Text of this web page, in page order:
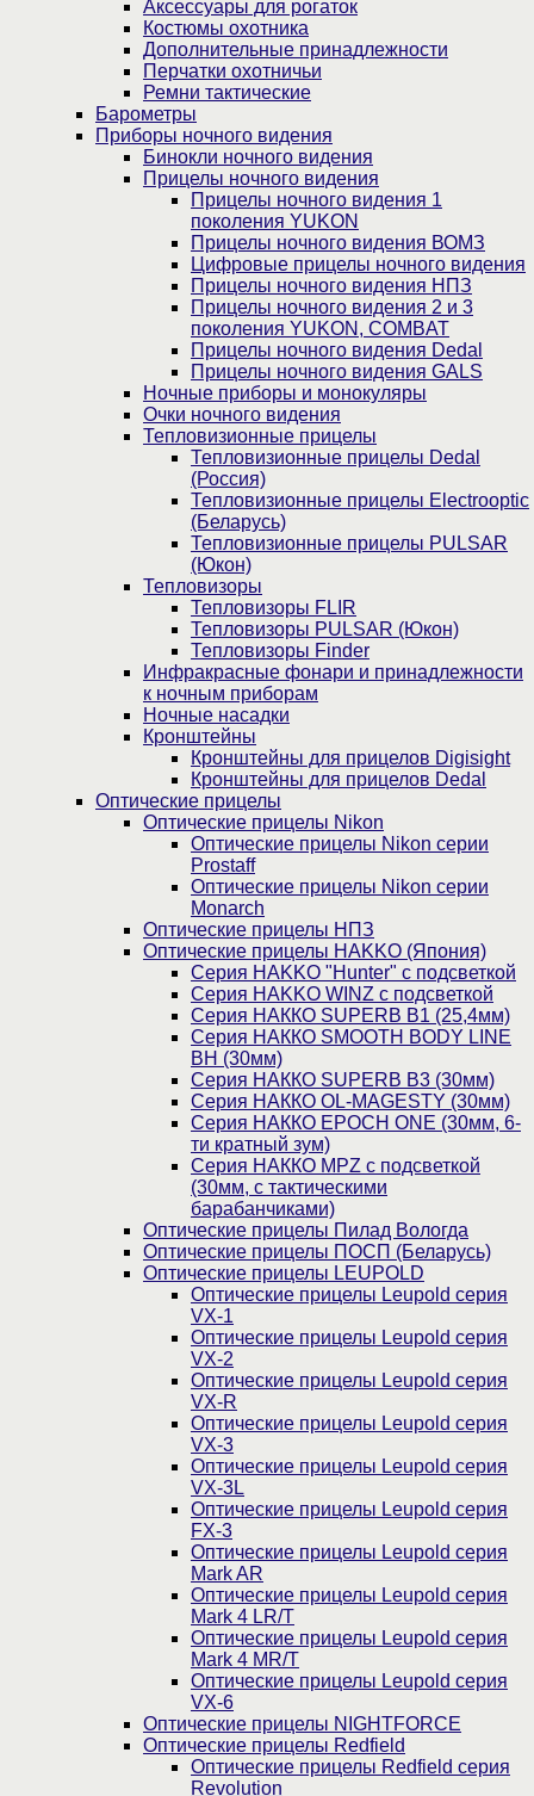
Аксессуары для рогаток
Костюмы охотника
Дополнительные принадлежности
Перчатки охотничьи
Ремни тактические
Барометры
Приборы ночного видения
Бинокли ночного видения
Прицелы ночного видения
Прицелы ночного видения 1
поколения YUKON
Прицелы ночного видения ВОМЗ
Цифровые прицелы ночного видения
Прицелы ночного видения НПЗ
Прицелы ночного видения 2 и 3
поколения YUKON, COMBAT
Прицелы ночного видения Dedal
Прицелы ночного видения GALS
Ночные приборы и монокуляры
Очки ночного видения
Тепловизионные прицелы
Тепловизионные прицелы Dedal
(Россия)
Тепловизионные прицелы Electrooptic
(Беларусь)
Тепловизионные прицелы PULSAR
(Юкон)
Тепловизоры
Тепловизоры FLIR
Тепловизоры PULSAR (Юкон)
Тепловизоры Finder
Инфракрасные фонари и принадлежности
к ночным приборам
Ночные насадки
Кронштейны
Кронштейны для прицелов Digisight
Кронштейны для прицелов Dedal
Оптические прицелы
Оптические прицелы Nikon
Оптические прицелы Nikon серии
Prostaff
Оптические прицелы Nikon серии
Monarch
Оптические прицелы НПЗ
Оптические прицелы HAKKO (Япония)
Cерия HAKKO "Hunter" с подсветкой
Серия НAKKO WINZ с подсветкой
Серия НАККО SUPERB B1 (25,4мм)
Серия НАККО SMOOTH BODY LINE
BH (30мм)
Серия НАККО SUPERB B3 (30мм)
Серия НАККО OL-MAGESTY (30мм)
Серия НАККО EPOCH ONE (30мм, 6-
ти кратный зум)
Серия НАККО MPZ с подсветкой
(30мм, c тактическими
барабанчиками)
Оптические прицелы Пилад Вологда
Оптические прицелы ПОСП (Беларусь)
Оптические прицелы LEUPOLD
Оптические прицелы Leupold серия
VX-1
Оптические прицелы Leupold серия
VX-2
Оптические прицелы Leupold серия
VX-R
Оптические прицелы Leupold серия
VX-3
Оптические прицелы Leupold серия
VX-3L
Оптические прицелы Leupold серия
FX-3
Оптические прицелы Leupold серия
Mark AR
Оптические прицелы Leupold серия
Mark 4 LR/T
Оптические прицелы Leupold серия
Mark 4 MR/T
Оптические прицелы Leupold серия
VX-6
Оптические прицелы NIGHTFORCE
Оптические прицелы Redfield
Оптические прицелы Redfield серия
Revolution